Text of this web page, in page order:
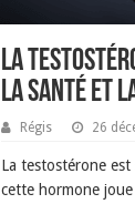
La
la Santé et
Régis 26
La testostérone
cette hormone